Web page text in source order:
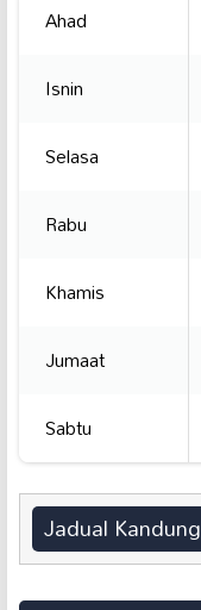
Ahad
Isnin
Selasa
Rabu
Khamis
Jumaat
Sabtu
Jadual